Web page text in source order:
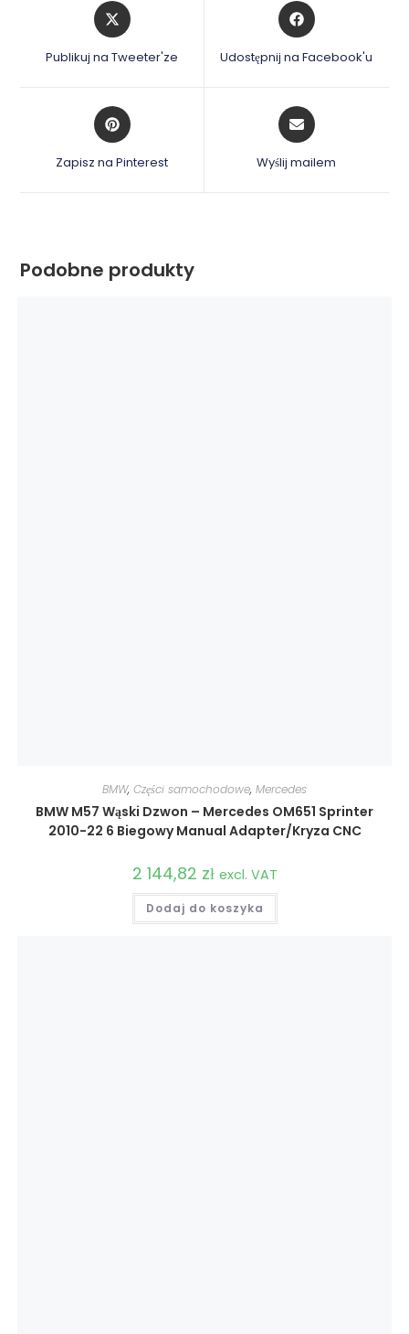
Opens
in
Publikuj na Tweeter'ze
Opens
in
a
new
Udostępnij na Facebook'u
Opens
in
Zapisz na Pinterest
Opens
in
a
new
Wyślij mailem
Podobne produkty
BMW, Części samochodowe, Mercedes
BMW M57 Wąski Dzwon – Mercedes OM651 Sprinter
2010-22 6 Biegowy Manual Adapter/Kryza CNC
2 144,82 zł excl. VAT
Dodaj do koszyka